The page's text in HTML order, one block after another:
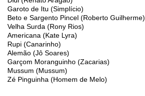
Garoto de Itu (Simplício)
Beto e Sargento Pincel (Roberto Guilherme)
Velha Surda (Rony Rios)
Americana (Kate Lyra)
Rupi (Canarinho)
Alemão (Jô Soares)
Garçom Moranguinho (Zacarias)
Mussum (Mussum)
Zé Pinguinha (Homem de Melo)